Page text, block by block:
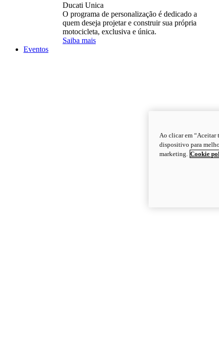
Ducati Unica
O programa de personalização é dedicado a
quem deseja projetar e construir sua própria
motocicleta, exclusiva e única.
Saiba mais
Eventos
Ao clicar em “Aceitar
dispositivo para
marketing. Cookie